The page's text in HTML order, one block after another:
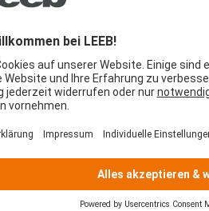
lassen
sinken stetig.
reifen. Aber was macht
Die noch nicht
Mit Zeitungspapier
Wichtig ist, dass die
für Keime.